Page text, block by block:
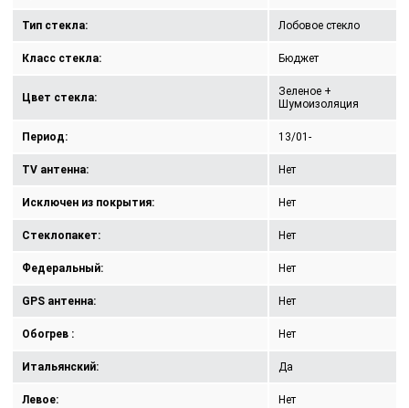
Тип стекла: Лобовое стекло
Класс стекла: Бюджет
Цвет стекла:
Зеленое +
Шумоизоляция
Период: 13/01-
TV антенна: Нет
Исключен из покрытия: Нет
Стеклопакет: Нет
Федеральный: Нет
GPS антенна: Нет
Обогрев : Нет
Итальянский: Да
Левое: Нет